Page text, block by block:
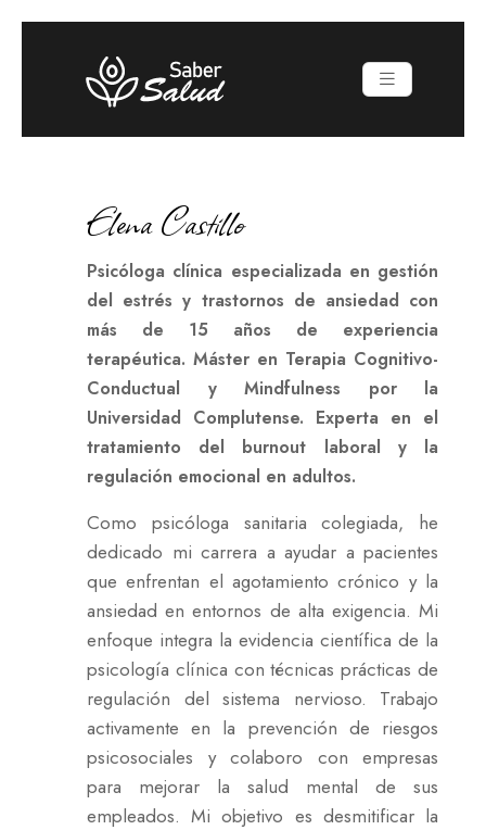
Elena Castillo
Psicóloga clínica especializada en gestión
del estrés y trastornos de ansiedad con
más de 15 años de experiencia
terapéutica. Máster en Terapia Cognitivo-
Conductual y Mindfulness por la
Universidad Complutense. Experta en el
tratamiento del burnout laboral y la
regulación emocional en adultos.
Como psicóloga sanitaria colegiada, he
dedicado mi carrera a ayudar a pacientes
que enfrentan el agotamiento crónico y la
ansiedad en entornos de alta exigencia. Mi
enfoque integra la evidencia científica de la
psicología clínica con técnicas prácticas de
regulación del sistema nervioso. Trabajo
activamente en la prevención de riesgos
psicosociales y colaboro con empresas
para mejorar la salud mental de sus
empleados. Mi objetivo es desmitificar la